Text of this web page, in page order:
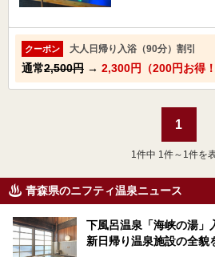
クーポン 大人日帰り入浴（90分）割引
通常2,500円 → 2,300円（200円お得！
1
1 件中 1件～1件を
青森県のニフティ温泉ニュース
下風呂温泉「海峡の湯」
新日帰り温泉施設の全貌